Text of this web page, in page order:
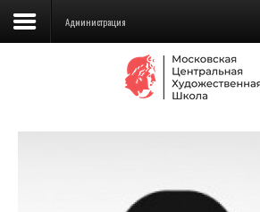
Сведения об образовательной
Администрация